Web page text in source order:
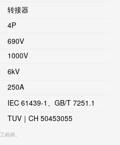
转接器
4P
690V
1000V
6kV
250A
IEC 61439-1、GB/T 7251.1
TUV｜CH 50453055
程师。